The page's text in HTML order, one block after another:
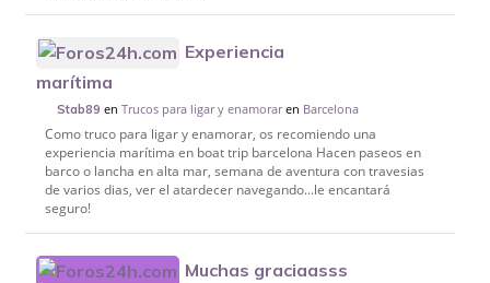
Experiencia
marítima
Stab89 enTrucos para ligar y enamoraren Barcelona
Como truco para ligar y enamorar, os recomiendo una
experiencia marítima en boat trip barcelona Hacen paseos en
barco o lancha en alta mar, semana de aventura con travesias
de varios dias, ver el atardecer navegando...le encantará
seguro!
Muchas graciaasss